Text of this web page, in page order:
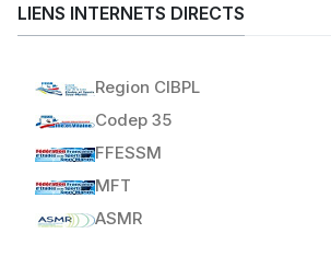
LIENS INTERNETS DIRECTS
Region CIBPL
Codep 35
FFESSM
MFT
ASMR